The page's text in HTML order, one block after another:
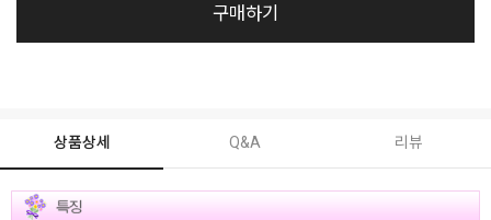
구매하기
상품상세 Q&A 리뷰